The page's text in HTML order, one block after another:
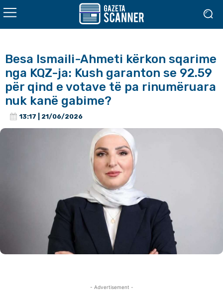
Besa Ismaili-Ahmeti kërkon sqarime
nga KQZ-ja: Kush garanton se 92.59
për qind e votave të pa rinumëruara
nuk kanë gabime?
13:17 | 21/06/2026
- Advertisement -